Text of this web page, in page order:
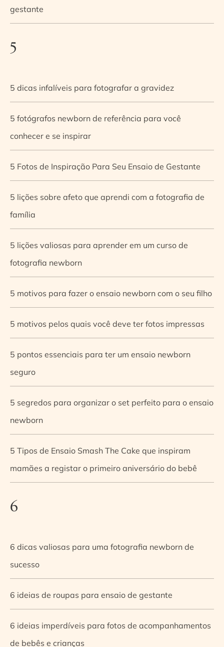
gestante
5
5 dicas infalíveis para fotografar a gravidez
5 fotógrafos newborn de referência para você
conhecer e se inspirar
5 Fotos de Inspiração Para Seu Ensaio de Gestante
5 lições sobre afeto que aprendi com a fotografia de
família
5 lições valiosas para aprender em um curso de
fotografia newborn
5 motivos para fazer o ensaio newborn com o seu filho
5 motivos pelos quais você deve ter fotos impressas
5 pontos essenciais para ter um ensaio newborn
seguro
5 segredos para organizar o set perfeito para o ensaio
newborn
5 Tipos de Ensaio Smash The Cake que inspiram
mamães a registar o primeiro aniversário do bebê
6
6 dicas valiosas para uma fotografia newborn de
sucesso
6 ideias de roupas para ensaio de gestante
6 ideias imperdíveis para fotos de acompanhamentos
de bebês e crianças